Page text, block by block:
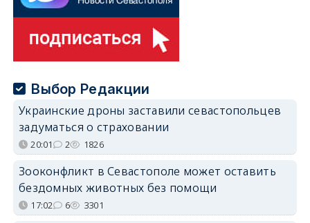
Выбор Редакции
Украинские дроны заставили севастопольцев
задуматься о страховании
20:01 2 1826
Зооконфликт в Севастополе может оставить
бездомных животных без помощи
17:02 6 3301